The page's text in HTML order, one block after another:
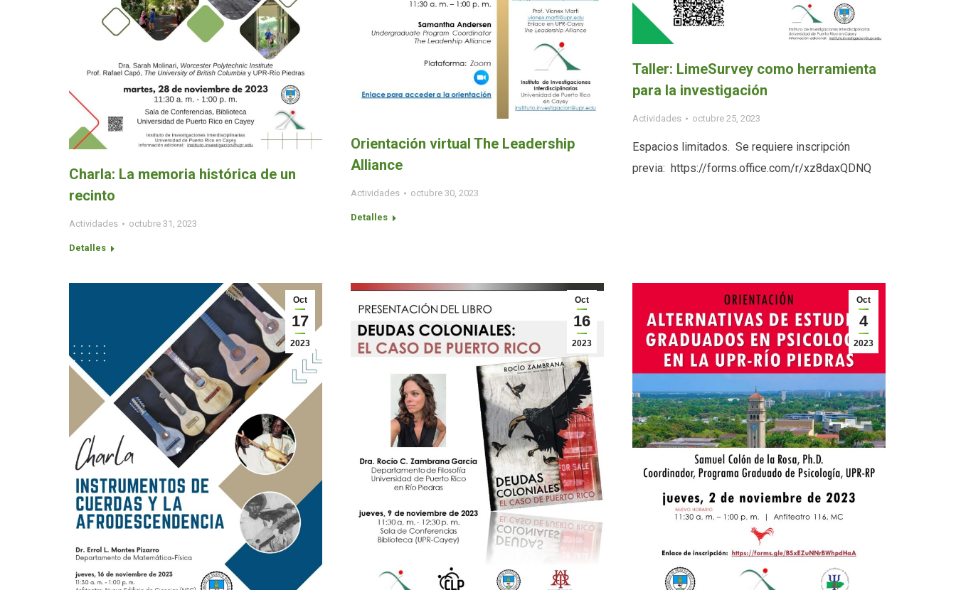
Charla: La memoria histórica de un
recinto
Actividades octubre 31, 2023
Detalles
Orientación virtual The Leadership
Alliance
Actividades octubre 30, 2023
Detalles
Taller: LimeSurvey como herramienta
para la investigación
Actividades octubre 25, 2023
Espacios limitados. Se requiere inscripción
previa: https://forms.office.com/r/xz8daxQDNQ
Oct
17
2023
Oct
16
2023
Oct
4
2023